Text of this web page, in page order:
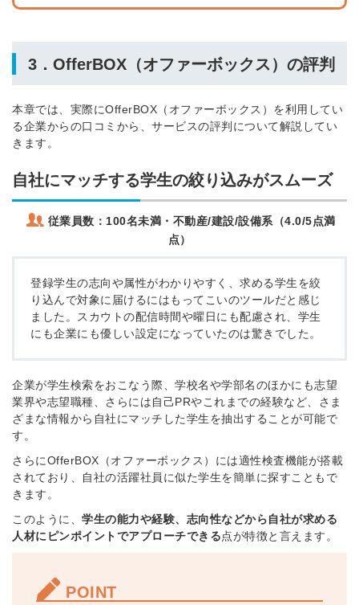
3．OfferBOX（オファーボックス）の評判
本章では、実際にOfferBOX（オファーボックス）を利用してい
る企業からの口コミから、サービスの評判について解説してい
きます。
自社にマッチする学生の絞り込みがスムーズ
従業員数：100名未満・不動産/建設/設備系（4.0/5点満
点）
登録学生の志向や属性がわかりやすく、求める学生を絞
り込んで対象に届けるにはもってこいのツールだと感じ
ました。スカウトの配信時間や曜日にも配慮され、学生
にも企業にも優しい設定になっていたのは驚きでした。
企業が学生検索をおこなう際、学校名や学部名のほかにも志望
業界や志望職種、さらには自己PRやこれまでの経験など、さま
ざまな情報から自社にマッチした学生を抽出することが可能で
す。
さらにOfferBOX（オファーボックス）には適性検査機能が搭載
されており、自社の活躍社員に似た学生を簡単に探すこともで
きます。
このように、 学生の能力や経験、志向性などから自社が求める
人材にピンポイントでアプローチできる点が特徴と言えます。
POINT